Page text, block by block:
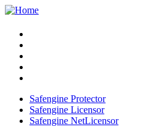
Safengine Protector
Safengine Licensor
Safengine NetLicensor